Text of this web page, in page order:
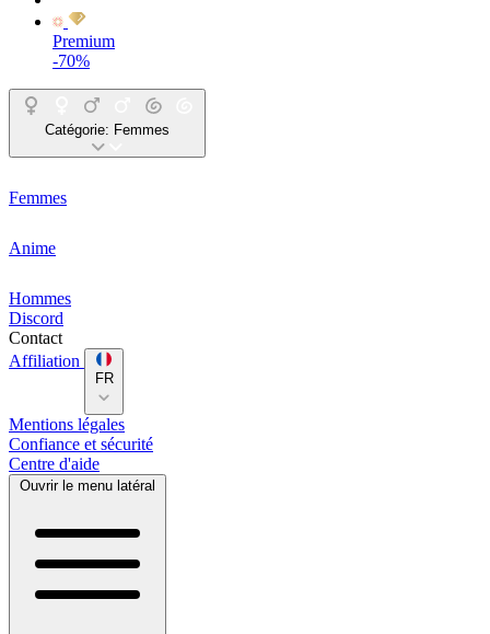
Premium
-70%
Catégorie: Femmes
Femmes
Anime
Hommes
Discord
Contact
Affiliation
FR
Mentions légales
Confiance et sécurité
Centre d'aide
Ouvrir le menu latéral